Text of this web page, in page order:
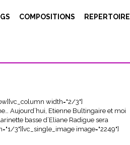
COMPOSITIONS REPERTOIRE
width="2/3"]
Aujourd’hui, Etienne Bultingaire et moi
basse d’Eliane Radigue sera
3"][vc_single_image image="2249"]